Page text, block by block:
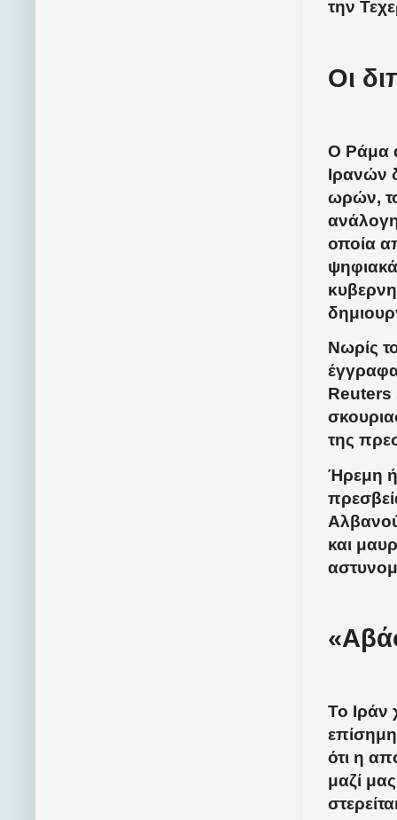
την
Οι
Ο Ράμα
Ιρανών
ωρών,
οποία
Νωρίς
Reuters
της
Ήρεμη
και
Το Ιράν
ότι η
μαζί